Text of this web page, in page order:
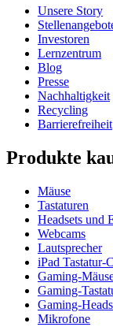
Unsere Story
Investoren
Lernzentrum
Blog
Presse
Nachhaltigkeit
Recycling
Barrierefreiheit
Produkte
Mäuse
Tastaturen
Headsets und
Webcams
Lautsprecher
iPad Tastatur-
Gaming-
Gaming-
Gaming-
Mikrofone